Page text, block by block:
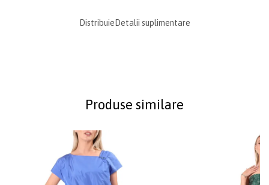
Distribuie Detalii suplimentare
Produse similare